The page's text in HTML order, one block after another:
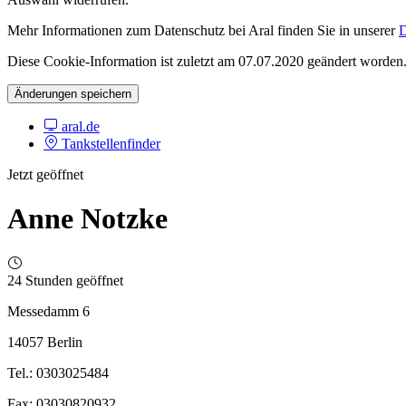
Mehr Informationen zum Datenschutz bei Aral finden Sie in unserer
Diese Cookie-Information ist zuletzt am 07.07.2020 geändert worden.
Änderungen speichern
aral.de
Tankstellenfinder
Jetzt geöffnet
Anne Notzke
24 Stunden geöffnet
Messedamm 6
14057 Berlin
Tel.: 0303025484